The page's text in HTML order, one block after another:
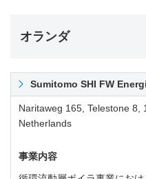
オランダ
Sumitomo SHI FW
Naritaweg 165, Telestone 8,
Netherlands
事業内容